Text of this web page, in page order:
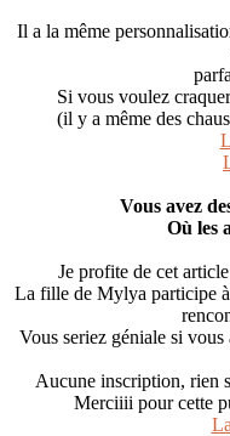
Il a la même
Si vous voulez
(il y a même des
Vous avez
Où les
Je profite de cet
La fille de Mylya participe
Vous seriez géniale si
Aucune inscription, rien
Merciiii pour cette